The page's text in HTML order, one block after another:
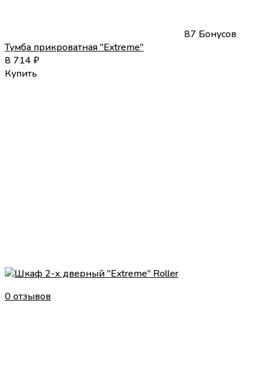
87 Бонусов
Тумба прикроватная "Extreme"
8 714 ₽
Купить
0 отзывов